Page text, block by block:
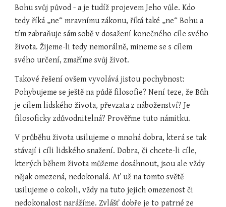
Bohu svůj původ - a je tudíž projevem Jeho vůle. Kdo
tedy říká „ne“ mravnímu zákonu, říká také „ne“ Bohu a
tím zabraňuje sám sobě v dosažení konečného cíle svého
života. Žijeme-li tedy nemorálně, mineme se s cílem
svého určení, zmaříme svůj život.
Takové řešení ovšem vyvolává jistou pochybnost:
Pohybujeme se ještě na půdě filosofie? Není teze, že Bůh
je cílem lidského života, převzata z náboženství? Je
filosoficky zdůvodnitelná? Prověřme tuto námitku.
V průběhu života usilujeme o mnohá dobra, která se tak
stávají i cíli lidského snažení. Dobra, či chcete-li cíle,
kterých během života můžeme dosáhnout, jsou ale vždy
nějak omezená, nedokonalá. Ať už na tomto světě
usilujeme o cokoli, vždy na tuto jejich omezenost či
nedokonalost narážíme. Zvlášť dobře je to patrné ze